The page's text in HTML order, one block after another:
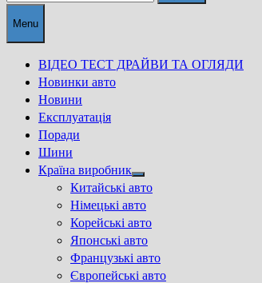
Menu
ВІДЕО ТЕСТ ДРАЙВИ ТА ОГЛЯДИ
Новинки авто
Новини
Експлуатація
Поради
Шини
Країна виробник
Show
sub
menu
Китайські авто
Німецькі авто
Корейські авто
Японські авто
Французькі авто
Європейські авто